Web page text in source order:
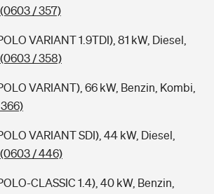
(0603 / 357)
VARIANT 1.9TDI), 81 kW, Diesel,
(0603 / 358)
VARIANT), 66 kW, Benzin, Kombi,
VARIANT SDI), 44 kW, Diesel,
(0603 / 446)
CLASSIC 1.4), 40 kW, Benzin,